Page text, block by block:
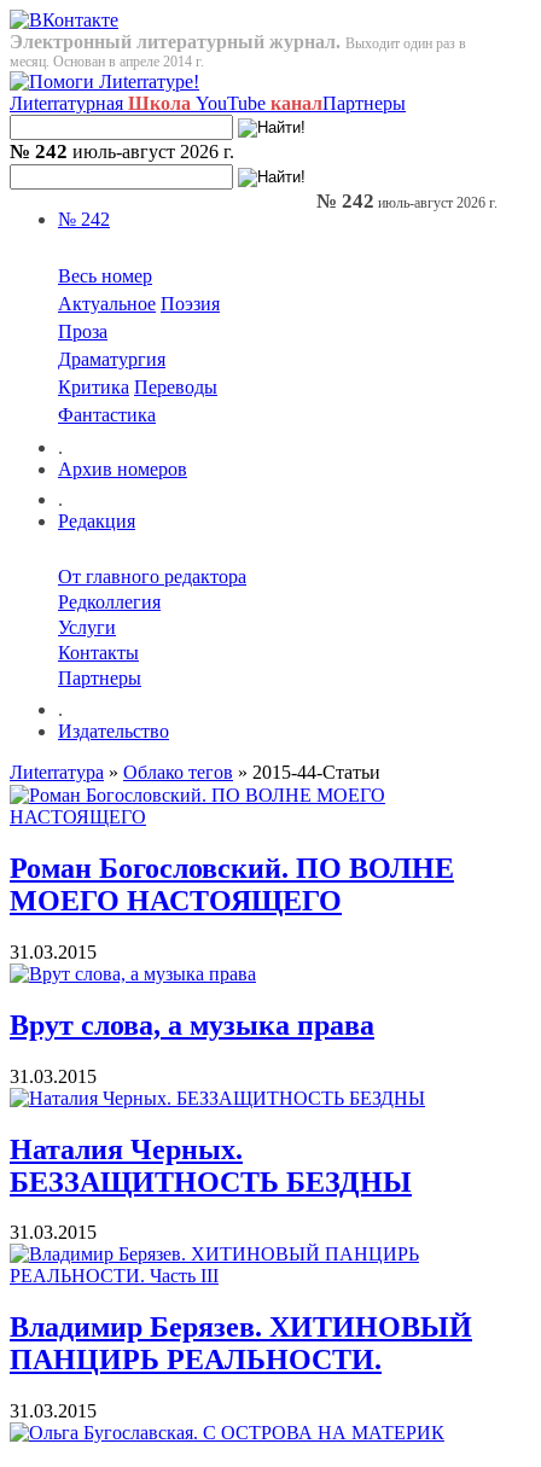
Электронный литературный журнал. Выходит один раз в
месяц. Основан в апреле 2014 г.
Лиterraтурная Школа YouTube каналПартнеры
№ 242 июль-август 2026 г.
№ 242
Весь номер
Актуальное Поэзия
Проза
Драматургия
Критика Переводы
Фантастика
.
Архив номеров
.
Редакция
От главного редактора
Редколлегия
Услуги
Контакты
Партнеры
.
Издательство
№ 242 июль-август 2026 г.
Лиterraтура » Облако тегов » 2015-44-Статьи
Роман Богословский. ПО ВОЛНЕ
МОЕГО НАСТОЯЩЕГО
31.03.2015
Врут слова, а музыка права
31.03.2015
Наталия Черных.
БЕЗЗАЩИТНОСТЬ БЕЗДНЫ
31.03.2015
Владимир Берязев. ХИТИНОВЫЙ
ПАНЦИРЬ РЕАЛЬНОСТИ.
31.03.2015